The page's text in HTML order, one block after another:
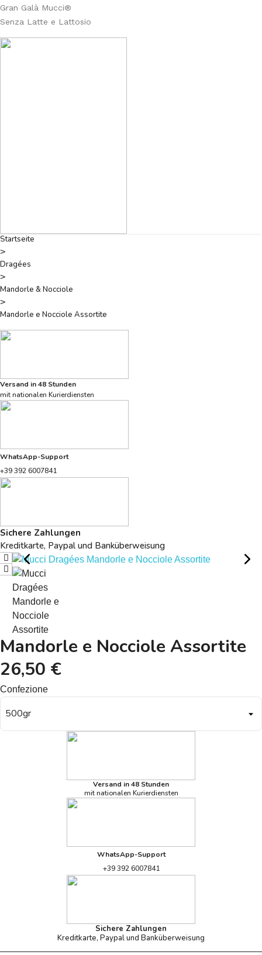
Gran Galà Mucci®
Senza Latte e Lattosio
Startseite
>
Dragées
>
Mandorle & Nocciole
>
Mandorle e Nocciole Assortite
Versand in 48 Stunden
mit nationalen Kurierdiensten
WhatsApp-Support
+39 392 6007841
Sichere Zahlungen
Kreditkarte, Paypal und Banküberweisung
Mandorle e Nocciole Assortite
26,50 €
Confezione
Versand in 48 Stunden
mit nationalen Kurierdiensten
WhatsApp-Support
+39 392 6007841
Sichere Zahlungen
Kreditkarte, Paypal und Banküberweisung